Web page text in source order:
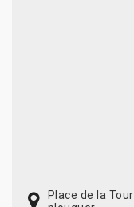
Place de la